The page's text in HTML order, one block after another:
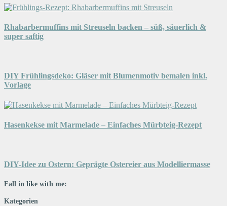
Rhabarbermuffins mit Streuseln backen – süß, säuerlich &
super saftig
DIY Frühlingsdeko: Gläser mit Blumenmotiv bemalen inkl.
Vorlage
Hasenkekse mit Marmelade – Einfaches Mürbteig-Rezept
DIY-Idee zu Ostern: Geprägte Ostereier aus Modelliermasse
Fall in like with me:
Kategorien